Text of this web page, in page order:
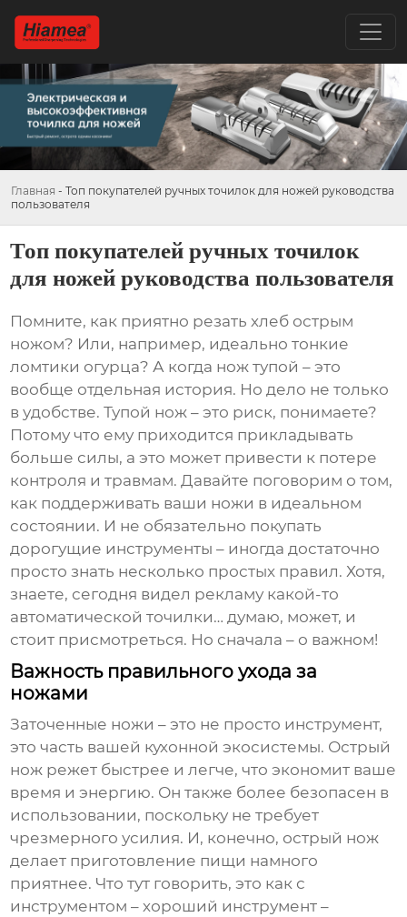
Главная - Топ покупателей ручных точилок для ножей руководства
пользователя
Топ покупателей ручных точилок
для ножей руководства пользователя
Помните, как приятно резать хлеб острым
ножом? Или, например, идеально тонкие
ломтики огурца? А когда нож тупой – это
вообще отдельная история. Но дело не только
в удобстве. Тупой нож – это риск, понимаете?
Потому что ему приходится прикладывать
больше силы, а это может привести к потере
контроля и травмам. Давайте поговорим о том,
как поддерживать ваши ножи в идеальном
состоянии. И не обязательно покупать
дорогущие инструменты – иногда достаточно
просто знать несколько простых правил. Хотя,
знаете, сегодня видел рекламу какой-то
автоматической точилки… думаю, может, и
стоит присмотреться. Но сначала – о важном!
Важность правильного ухода за
ножами
Заточенные ножи – это не просто инструмент,
это часть вашей кухонной экосистемы. Острый
нож режет быстрее и легче, что экономит ваше
время и энергию. Он также более безопасен в
использовании, поскольку не требует
чрезмерного усилия. И, конечно, острый нож
делает приготовление пищи намного
приятнее. Что тут говорить, это как с
инструментом – хороший инструмент –